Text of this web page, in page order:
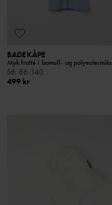
BADEKÅPE
Myk frotté i bomull- og polyestermiks
Stl : 86-140
499 kr